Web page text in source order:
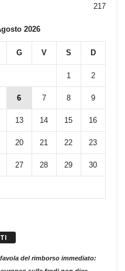
217
2026
G V S D
1 2
6 7 8 9
13 14 15 16
20 21 22 23
27 28 29 30
del rimborso immediato: